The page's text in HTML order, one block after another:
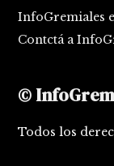
InfoGremiales
Contctá a
©
Todos los